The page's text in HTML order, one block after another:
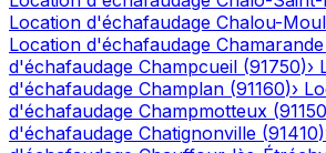
Location d'échafaudage Chalou-
Location d'échafaudage Chamarande
d'échafaudage Champcueil (91750)›
d'échafaudage Champlan (91160)›
d'échafaudage Champmotteux (91150
d'échafaudage Chatignonville (91410)